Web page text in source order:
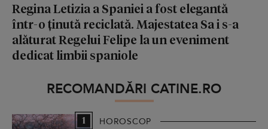
Regina Letizia a Spaniei a fost elegantă
într-o ținută reciclată. Majestatea Sa i s-a
alăturat Regelui Felipe la un eveniment
dedicat limbii spaniole
RECOMANDĂRI CATINE.RO
1 HOROSCOP